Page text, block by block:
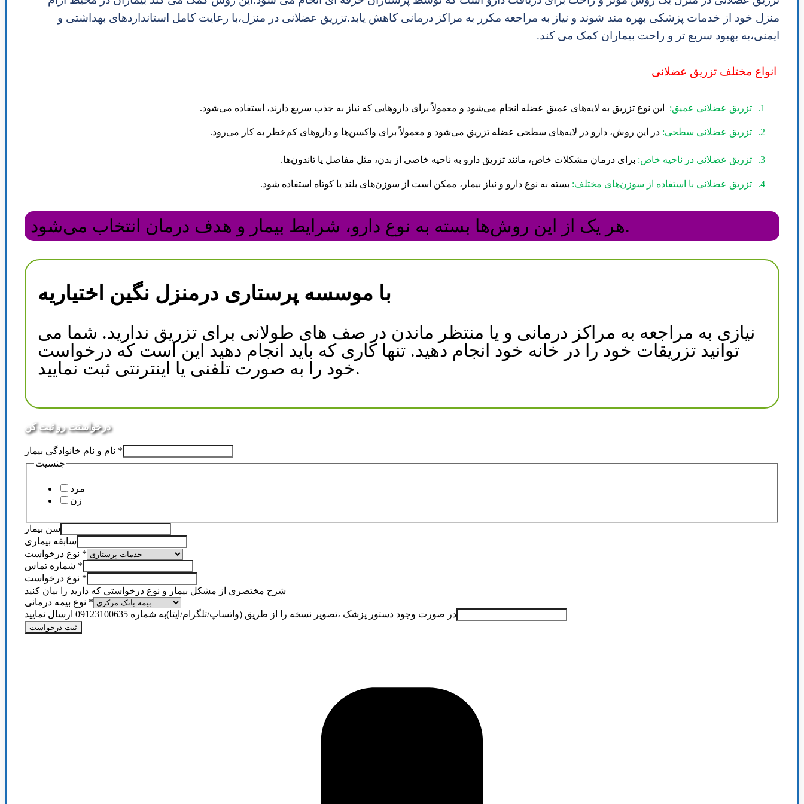
منزل خود از خدمات پزشکی بهره مند شوند و نیاز به مراجعه مکرر به مراکز درمانی کاهش یابد.تزریق عضلانی در منزل،با رعایت کامل استانداردهای بهداشتی و
ایمنی،به بهبود سریع تر و راحت بیماران کمک می کند.
انواع مختلف تزریق عضلانی
1. تزریق عضلانی عمیق: این نوع تزریق به لایه‌های عمیق عضله انجام می‌شود و معمولاً برای داروهایی که نیاز به جذب سریع دارند، استفاده می‌شود.
2. تزریق عضلانی سطحی: در این روش، دارو در لایه‌های سطحی عضله تزریق می‌شود و معمولاً برای واکسن‌ها و داروهای کم‌خطر به کار می‌رود.
3. تزریق عضلانی در ناحیه خاص: برای درمان مشکلات خاص، مانند تزریق دارو به ناحیه خاصی از بدن، مثل مفاصل یا تاندون‌ها.
4. تزریق عضلانی با استفاده از سوزن‌های مختلف: بسته به نوع دارو و نیاز بیمار، ممکن است از سوزن‌های بلند یا کوتاه استفاده شود.
هر یک از این روش‌ها بسته به نوع دارو، شرایط بیمار و هدف درمان انتخاب می‌شود.
با موسسه پرستاری درمنزل نگین اختیاریه
نیازی به مراجعه به مراکز درمانی و یا منتظر ماندن در صف های طولانی برای تزریق ندارید. شما می
توانید تزریقات خود را در خانه خود انجام دهید. تنها کاری که باید انجام دهید این است که درخواست
خود را به صورت تلفنی یا اینترنتی ثبت نمایید.
درخواستت رو ثبت کن
*
جنسیت
مرد
زن
سن بیمار
سابقه بیماری
*
*
*
شرح مختصری از مشکل بیمار و نوع درخواستی که دارید را بیان کنید
*
در صورت وجود دستور پزشک ،تصویر نسخه را از طریق (واتساپ/تلگرام/ایتا)به شماره 09123100635 ارسال نمایید
ثبت درخواست